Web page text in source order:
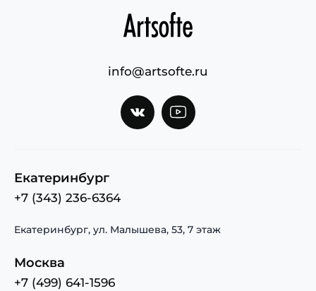
info@artsofte.ru
Екатеринбург
+7 (343) 236-6364
Екатеринбург, ул. Малышева, 53, 7 этаж
Москва
+7 (499) 641-1596